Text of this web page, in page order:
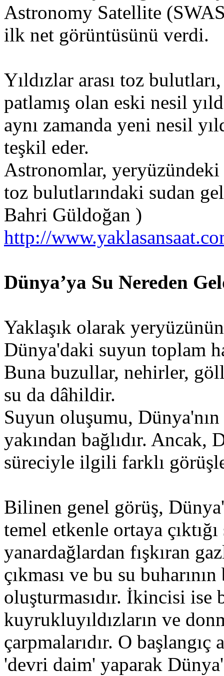
Astronomy Satellite
ilk net görüntüsünü verdi.
Yıldızlar arası toz
patlamış olan eski nesil
aynı zamanda yeni nesil
teşkil eder.
Astronomlar, yeryüzündeki
toz bulutlarındaki sudan
Bahri Güldoğan )
http://
Dünya’ya Su Nereden
Yaklaşık olarak
Dünya'daki suyun toplam
Buna buzullar, nehirler,
su da dâhildir.
Suyun oluşumu,
yakından bağlıdır. Ancak,
süreciyle ilgili farklı
Bilinen genel görüş,
temel etkenle ortaya
yanardağlardan fışkıran
çıkması ve bu su
oluşturmasıdır. İkincisi
kuyrukluyıldızların ve
çarpmalarıdır. O başlangıç
'devri daim' yaparak